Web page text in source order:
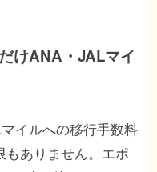
けANA・JALマイ
イルへの移行手数料
ありません。エポ